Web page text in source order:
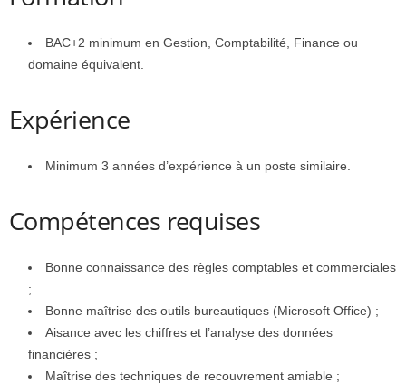
BAC+2 minimum en Gestion, Comptabilité, Finance ou
domaine équivalent.
Expérience
Minimum 3 années d’expérience à un poste similaire.
Compétences requises
Bonne connaissance des règles comptables et commerciales
;
Bonne maîtrise des outils bureautiques (Microsoft Office) ;
Aisance avec les chiffres et l’analyse des données
financières ;
Maîtrise des techniques de recouvrement amiable ;